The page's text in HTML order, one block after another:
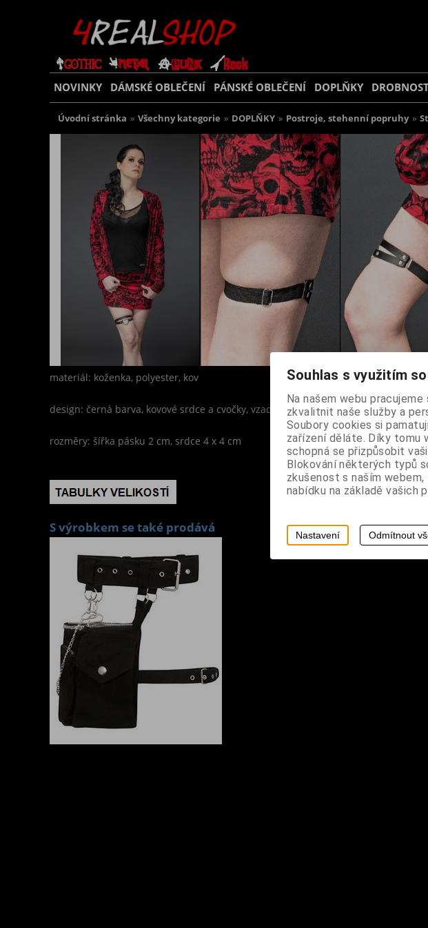
NOVINKY DÁMSKÉ OBLEČENÍ PÁNSKÉ OBLEČENÍ DOPLŇKY
Úvodní stránka » Všechny kategorie » DOPLŇKY » Postroje, stehenní popruhy »
materiál: koženka, polyester, kov
design: černá barva, kovové srdce a cvočky, vzadu pružná guma s nastavitelným
rozměry: šířka pásku 2 cm, srdce 4 x 4 cm
S výrobkem se také prodává
Souhlas s využitím
Na našem webu
zkvalitnit naše služby a
Soubory cookies si
zařízení děláte. Díky tomu
schopná se přizpůsobit
Blokování některých typů
zkušenost s naším
nabídku na základě vašich
Nastavení Odmítnout